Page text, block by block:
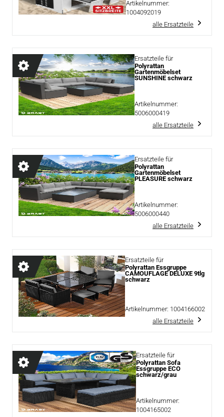
Artikelnummer:
1004092019
alle Ersatzteile
Ersatzteile für
Polyrattan
Gartenmöbelset
SUNSHINE schwarz
Artikelnummer:
5006000419
alle Ersatzteile
Ersatzteile für
Polyrattan
Gartenmöbelset
PLEASURE schwarz
Artikelnummer:
5006000440
alle Ersatzteile
Ersatzteile für
Polyrattan Essgruppe
CAMOUFLAGE DELUXE 9tlg
schwarz
Artikelnummer: 1004166002
alle Ersatzteile
Ersatzteile für
Polyrattan Sofa
Essgruppe ECO
schwarz/grau
Artikelnummer:
1004165002